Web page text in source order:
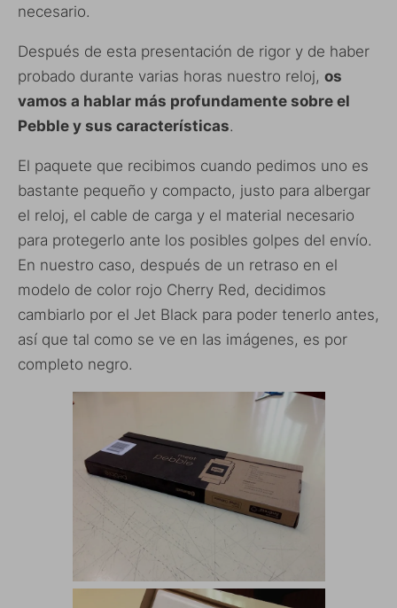
necesario.
Después de esta presentación de rigor y de haber
probado durante varias horas nuestro reloj, os
vamos a hablar más profundamente sobre el
Pebble y sus características.
El paquete que recibimos cuando pedimos uno es
bastante pequeño y compacto, justo para albergar
el reloj, el cable de carga y el material necesario
para protegerlo ante los posibles golpes del envío.
En nuestro caso, después de un retraso en el
modelo de color rojo Cherry Red, decidimos
cambiarlo por el Jet Black para poder tenerlo antes,
así que tal como se ve en las imágenes, es por
completo negro.